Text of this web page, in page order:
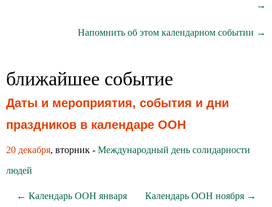
→
Напомнить об этом календарном событии →
ближайшее событие
Даты и мероприятия, события и дни
праздников в календаре ООН
20 декабря, вторник - Международный день солидарности
людей
← Календарь ООН января Календарь ООН ноября →